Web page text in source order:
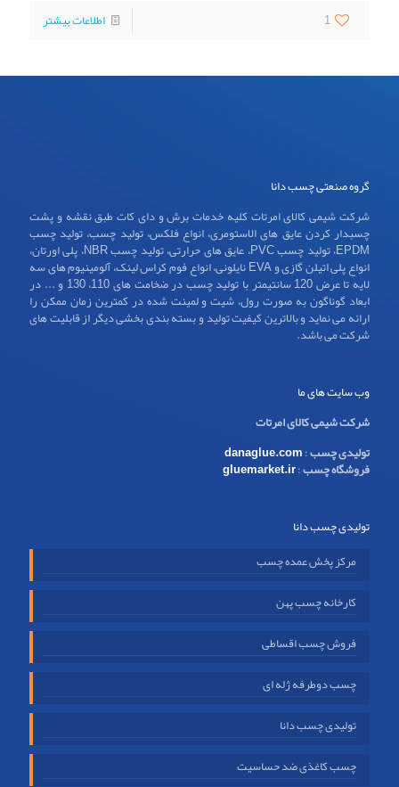
1
اطلاعات بیشتر
گروه صنعتی چسب دانا
شرکت شیمی کالای امرتات کلیه خدمات برش و دای کات طبق نقشه و پشت
چسبدار کردن عایق های الاستومری، انواع فلکس، تولید چسب، تولید چسب
EPDM، تولید چسب PVC، عایق های حرارتی، تولید چسب NBR، پلی اورتان،
انواع پلی اتیلن گازی و EVA نایلونی، انواع فوم کراس لینک، آلومینیوم های سه
لایه تا عرض 120 سانتیمتر با تولید چسب در ضخامت های 110، 130 و ... در
ابعاد گوناگون به صورت رول، شیت و لمینت شده در کمترین زمان ممکن را
ارائه می نماید و بالاترین کیفیت تولید و بسته بندی بخشی دیگر از قابلیت های
شرکت می باشد.
وب سایت های ما
شرکت شیمی کالای امرتات
تولیدی چسب:
danaglue.com
فروشگاه چسب:
gluemarket.ir
تولیدی چسب دانا
مرکز پخش عمده چسب
کارخانه چسب پهن
فروش چسب اقساطی
چسب دوطرفه ژله ای
تولیدی چسب دانا
چسب کاغذی ضد حساسیت